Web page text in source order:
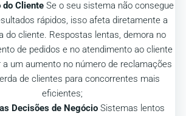
ClienteSe o seu sistema não consegue
rápidos, isso afeta diretamente a
do cliente. Respostas lentas, demora no
de pedidos e no atendimento ao cliente
a um aumento no número de reclamações
de clientes para concorrentes mais
eficientes;
Decisões de Negócio Sistemas lentos